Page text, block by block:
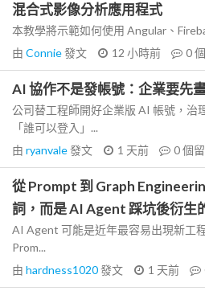
混合式影像分析應用程式
本教學將示範如何使用 Angular、
由 Connie發文 12 小時前 0
AI 協作不是發帳號：企業要先
公司替工程師開好企業版 AI 帳號，治
「誰可以登入」...
由 ryanvale發文 1 天前 0個
從 Prompt 到 Graph
詞，而是 AI Agent 踩坑後衍生
AI Agent 可能是近年最容易出現新工
Prom...
由 hardness1020發文 1 天前